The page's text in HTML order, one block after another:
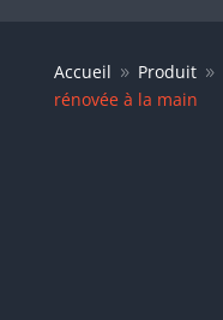
Accueil 9 Produit 9
rénovée à la main